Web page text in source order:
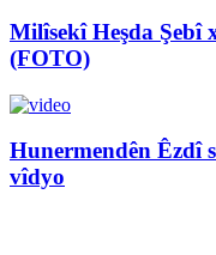
Milîsekî Heşda Şebî
(FOTO)
Hunermendên Êzdî
vîdyo